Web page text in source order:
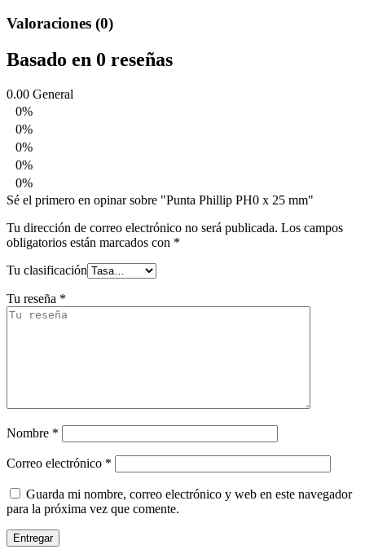
Valoraciones (0)
Basado en 0 reseñas
0.00 General
0%
0%
0%
0%
0%
Sé el primero en opinar sobre "Punta Phillip PH0 x 25 mm"
Tu dirección de correo electrónico no será publicada. Los campos
obligatorios están marcados con *
Tu clasificación
Tu reseña *
Nombre *
Correo electrónico *
Guarda mi nombre, correo electrónico y web en este navegador
para la próxima vez que comente.